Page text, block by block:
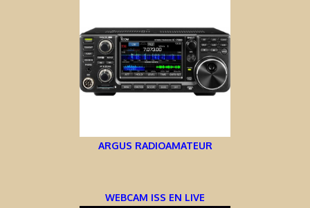
ARGUS RADIOAMATEUR
WEBCAM ISS EN LIVE